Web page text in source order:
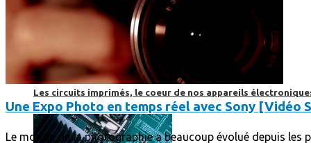
High-Tech
Les circuits imprimés, le coeur de nos appareils
Une Expo Photo en temps réel avec Sony [Vidéo
Le monde de la photographie a beaucoup évolué depuis